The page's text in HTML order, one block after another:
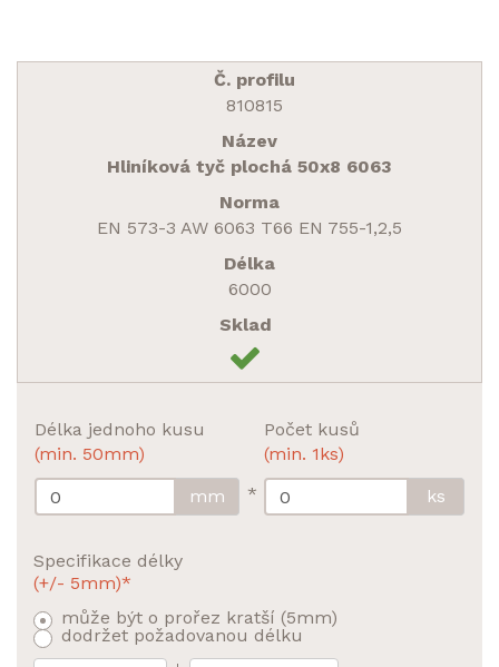
810815
Hliníková tyč plochá 50x8 6063
EN 573-3 AW 6063 T66 EN 755-1,2,5
6000
Délka jednoho kusu
(min. 50mm)
mm
*
Počet kusů
(min. 1ks)
ks
Specifikace délky
(+/- 5mm)*
může být o prořez kratší (5mm)
dodržet požadovanou délku